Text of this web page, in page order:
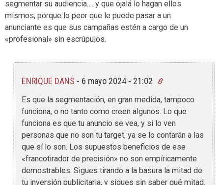
segmentar su audiencia…. y que ojalá lo hagan ellos
mismos, porque lo peor que le puede pasar a un
anunciante es que sus campañas estén a cargo de un
«profesional» sin escrúpulos.
ENRIQUE DANS - 6 mayo 2024 - 21:02
Es que la segmentación, en gran medida, tampoco
funciona, o no tanto como creen algunos. Lo que
funciona es que tu anuncio se vea, y si lo ven
personas que no son tu target, ya se lo contarán a las
que sí lo son. Los supuestos beneficios de ese
«francotirador de precisión» no son empíricamente
demostrables. Sigues tirando a la basura la mitad de
tu inversión publicitaria, y sigues sin saber qué mitad.